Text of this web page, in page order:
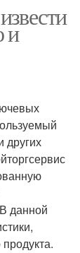
и
других
данной